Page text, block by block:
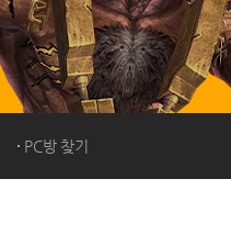
PC방 찾기
통합보급센터